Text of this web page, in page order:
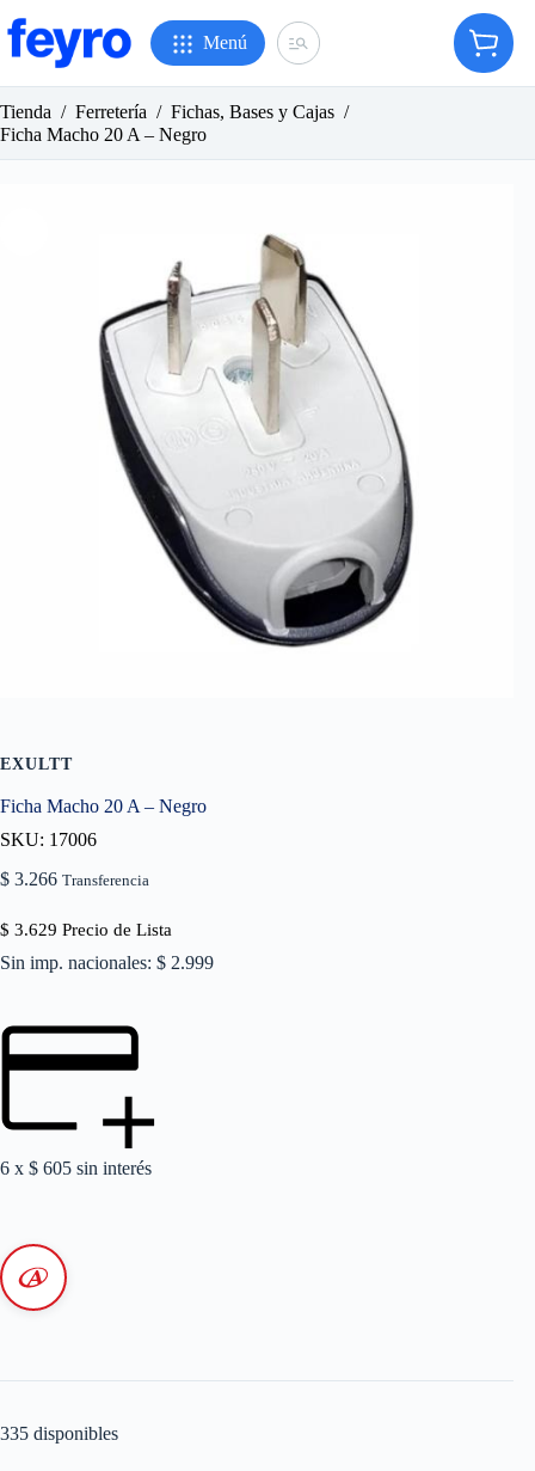
al
contenido
Menú
Carro
de
Tienda / Ferretería / Fichas, Bases y Cajas /
Ficha Macho 20 A – Negro
EXULTT
Ficha Macho 20 A – Negro
SKU: 17006
$ 3.266 Transferencia
$ 3.629 Precio de Lista
Sin imp. nacionales: $ 2.999
6 x $ 605 sin interés
335 disponibles